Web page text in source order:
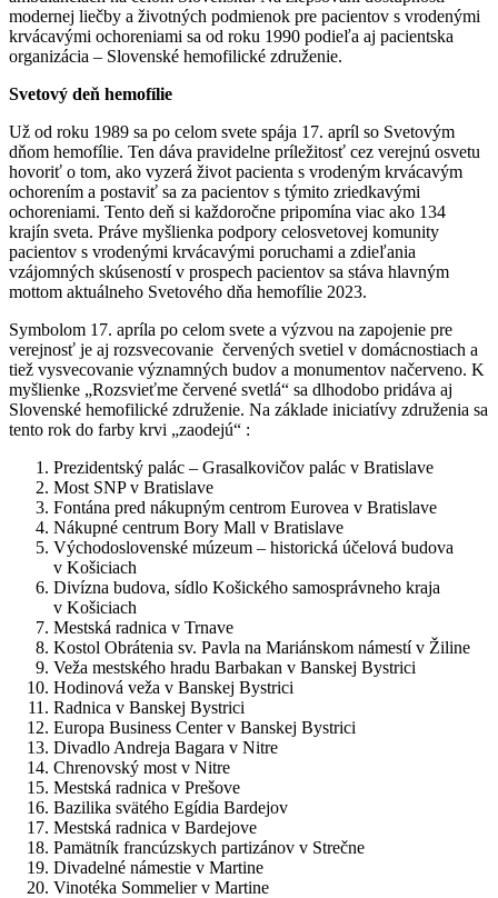
modernej liečby a životných podmienok pre pacientov s vrodenými
krvácavými ochoreniami sa od roku 1990 podieľa aj pacientska
organizácia – Slovenské hemofilické združenie.
Svetový deň hemofílie
Už od roku 1989 sa po celom svete spája 17. apríl so Svetovým
dňom hemofílie. Ten dáva pravidelne príležitosť cez verejnú osvetu
hovoriť o tom, ako vyzerá život pacienta s vrodeným krvácavým
ochorením a postaviť sa za pacientov s týmito zriedkavými
ochoreniami. Tento deň si každoročne pripomína viac ako 134
krajín sveta. Práve myšlienka podpory celosvetovej komunity
pacientov s vrodenými krvácavými poruchami a zdieľania
vzájomných skúseností v prospech pacientov sa stáva hlavným
mottom aktuálneho Svetového dňa hemofílie 2023.
Symbolom 17. apríla po celom svete a výzvou na zapojenie pre
verejnosť je aj rozsvecovanie červených svetiel v domácnostiach a
tiež vysvecovanie významných budov a monumentov načerveno. K
myšlienke „Rozsvieťme červené svetlá“ sa dlhodobo pridáva aj
Slovenské hemofilické združenie. Na základe iniciatívy združenia sa
tento rok do farby krvi „zaodejú“ :
Prezidentský palác – Grasalkovičov palác v Bratislave
Most SNP v Bratislave
Fontána pred nákupným centrom Eurovea v Bratislave
Nákupné centrum Bory Mall v Bratislave
Východoslovenské múzeum – historická účelová budova
v Košiciach
Divízna budova, sídlo Košického samosprávneho kraja
v Košiciach
Mestská radnica v Trnave
Kostol Obrátenia sv. Pavla na Mariánskom námestí v Žiline
Veža mestského hradu Barbakan v Banskej Bystrici
Hodinová veža v Banskej Bystrici
Radnica v Banskej Bystrici
Europa Business Center v Banskej Bystrici
Divadlo Andreja Bagara v Nitre
Chrenovský most v Nitre
Mestská radnica v Prešove
Bazilika svätého Egídia Bardejov
Mestská radnica v Bardejove
Pamätník francúzskych partizánov v Strečne
Divadelné námestie v Martine
Vinotéka Sommelier v Martine